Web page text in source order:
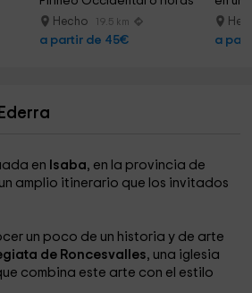
Hecho 19.5 km
a partir de 45€ a
en Isaba, en la provincia de
amplio itinerario que los invitados
un poco de un historia y de arte
de Roncesvalles, una iglesia
combina este arte con el estilo